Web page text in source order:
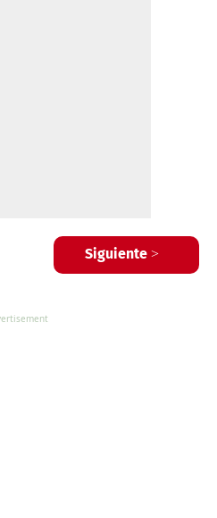
Siguiente >